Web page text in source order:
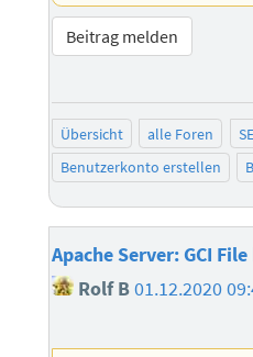
Beitrag melden
Übersicht alle Foren
Benutzerkonto erstellen
Apache Server: GCI
Rolf B01.12.2020